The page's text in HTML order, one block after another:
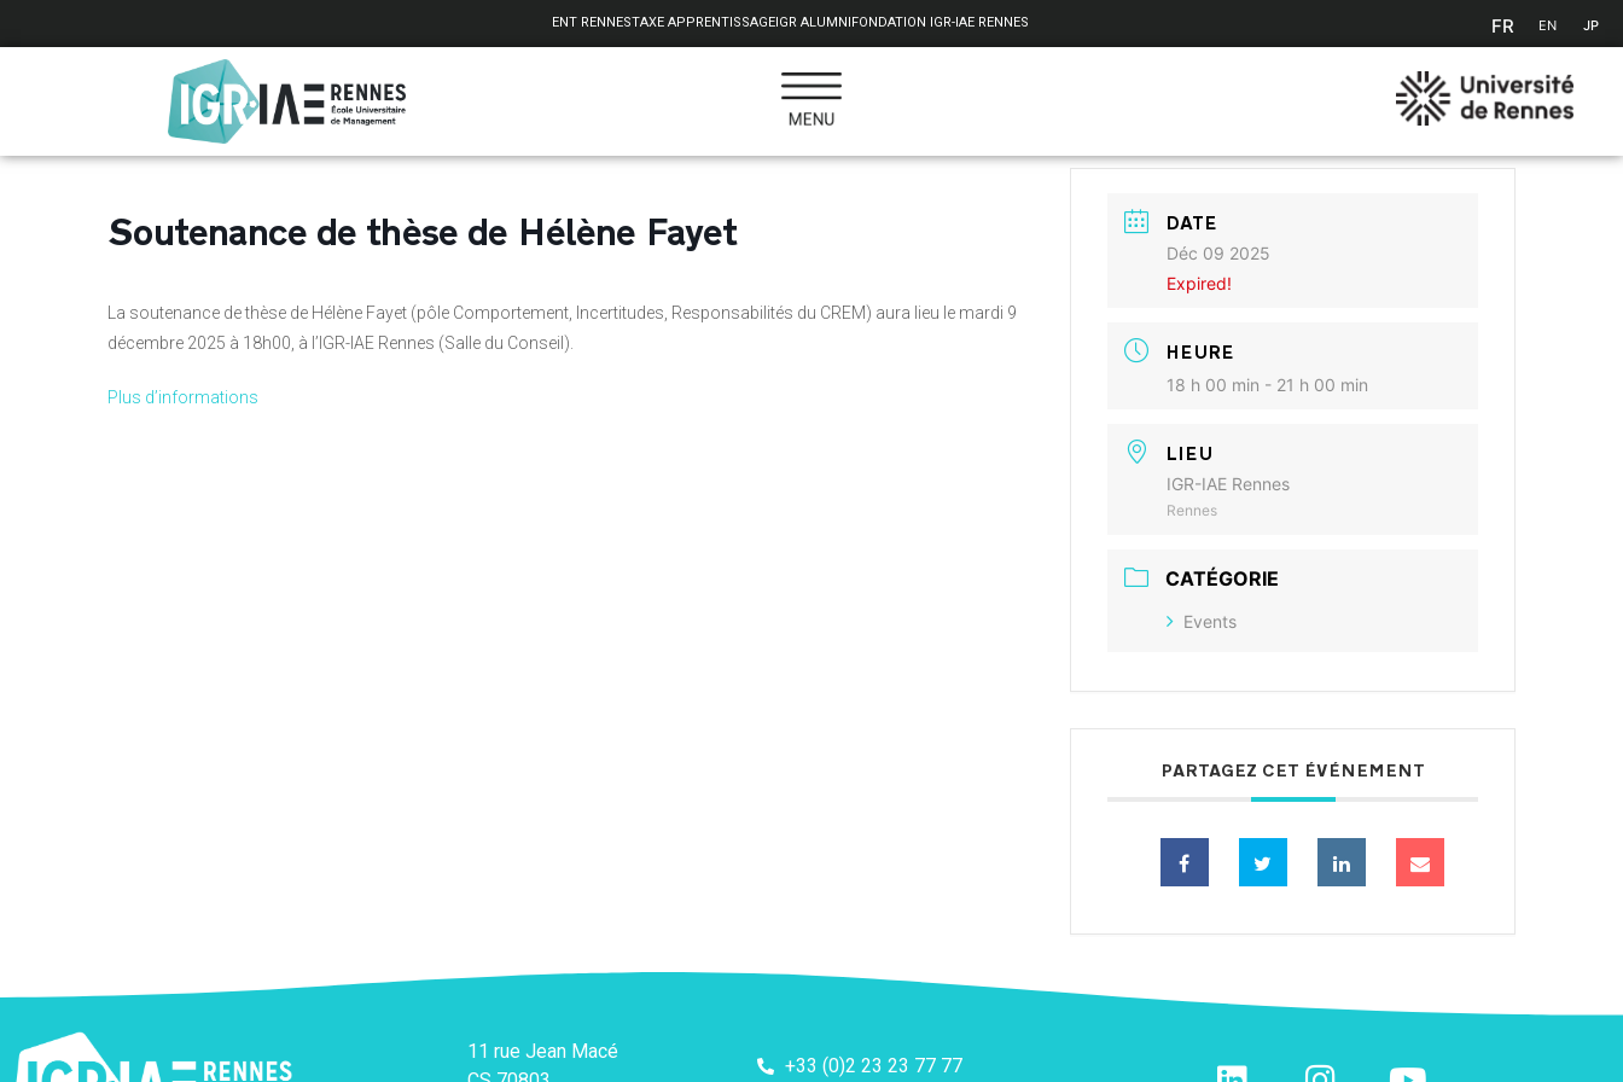
ENT RENNESTAXE APPRENTISSAGEIGR ALUMNI FONDATION IGR-IAE RENNES FR EN JP
Soutenance de thèse de Hélène Fayet
La soutenance de thèse de Hélène Fayet (pôle Comportement, Incertitudes, Responsabilités du CREM) aura lieu le mardi 9
décembre 2025 à 18h00, à l’IGR-IAE Rennes (Salle du Conseil).
Plus d’informations
DATE
Déc 09 2025
Expired!
HEURE
18 h 00 min - 21 h 00 min
LIEU
IGR-IAE Rennes
Rennes
CATÉGORIE
Events
PARTAGEZ CET ÉVÉNEMENT
11 rue Jean Macé
+33 (0)2 23 23 77 77